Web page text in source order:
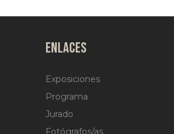
ENLACES
Exposiciones
Programa
Jurado
Fotógrafos/as